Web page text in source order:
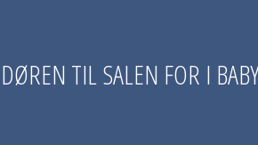
TIL SALEN FOR I